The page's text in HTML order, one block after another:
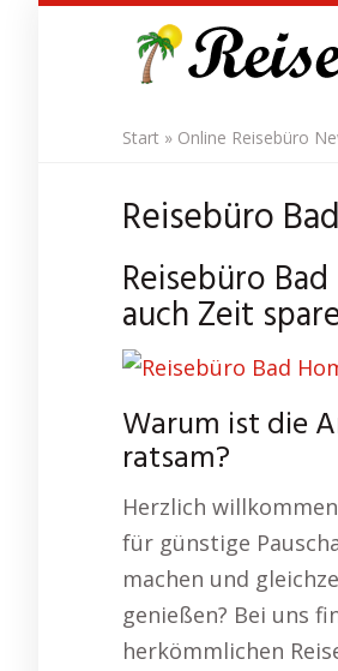
Start » Online Reisebüro
Reisebüro
Reisebüro
auch Zeit
Warum ist die
ratsam?
Herzlich
für günstige
machen und
genießen? Bei uns
herkömmlichen